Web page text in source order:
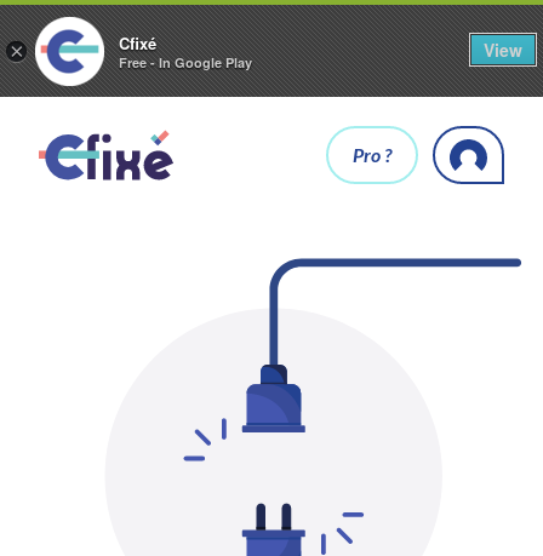
× Cfixé
Free - In Google Play
View
Pro ?